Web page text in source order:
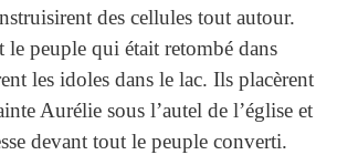
des cellules tout autour.
le peuple qui était retombé dans
les idoles dans le lac. Ils placèrent
Aurélie sous l’autel de l’église et
devant tout le peuple converti.